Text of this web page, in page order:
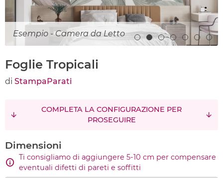
Esempio - Camera da Letto
Foglie Tropicali
di StampaParati
COMPLETA LA CONFIGURAZIONE PER
PROSEGUIRE
Dimensioni
Ti consigliamo di aggiungere 5-10 cm per compensare
eventuali difetti di pareti e soffitti